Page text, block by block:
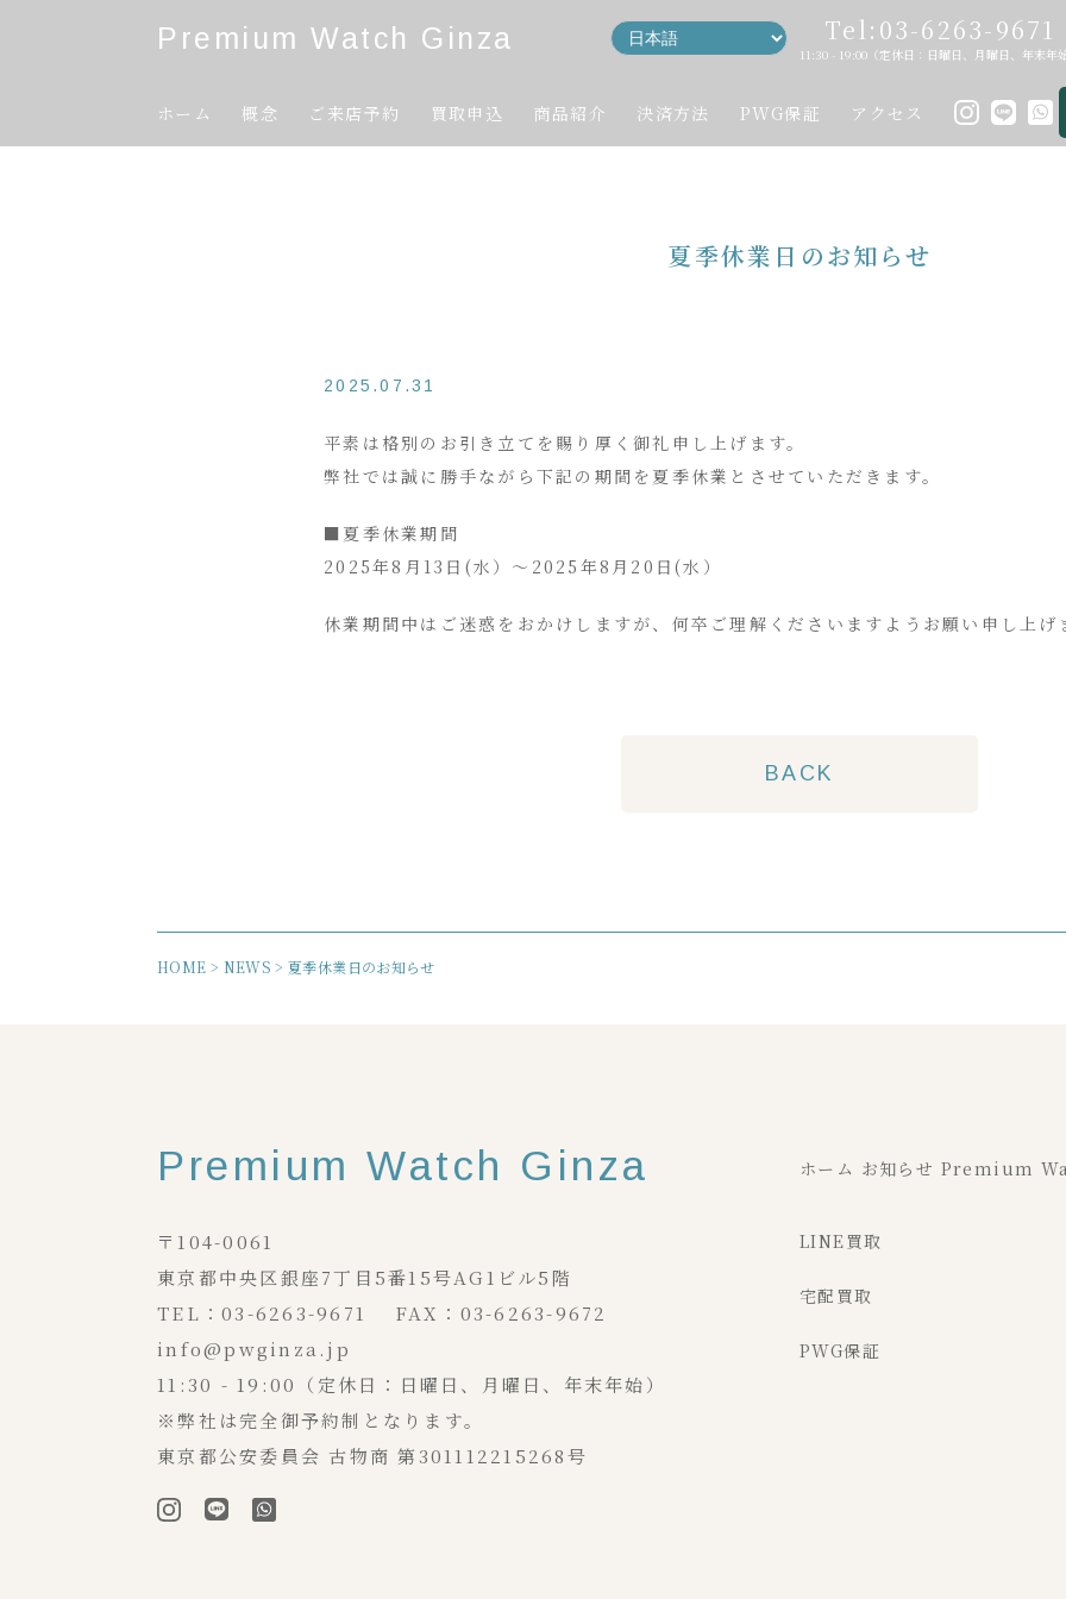
Premium Watch Ginza Tel:03-6263-9671
11:30 - 19:00（定休日：日曜日、月曜日、年末年
ホーム 概念 ご来店予約 買取申込 商品紹介 決済方法 PWG保証 アクセス
夏季休業日のお知らせ
2025.07.31
平素は格別のお引き立てを賜り厚く御礼申し上げます。
弊社では誠に勝手ながら下記の期間を夏季休業とさせていただきます。
■夏季休業期間
2025年8月13日(水）～2025年8月20日(水）
休業期間中はご迷惑をおかけしますが、何卒ご理解くださいますようお願い申し上げ
BACK
HOME > NEWS >夏季休業日のお知らせ
Premium Watch Ginza
〒104-0061
東京都中央区銀座7丁目5番15号AG1ビル5階
TEL：03-6263-9671 FAX：03-6263-9672
info@pwginza.jp
11:30 - 19:00（定休日：日曜日、月曜日、年末年始）
※弊社は完全御予約制となります。
東京都公安委員会 古物商 第301112215268号
ホーム お知らせ Premium
LINE買取
宅配買取
PWG保証